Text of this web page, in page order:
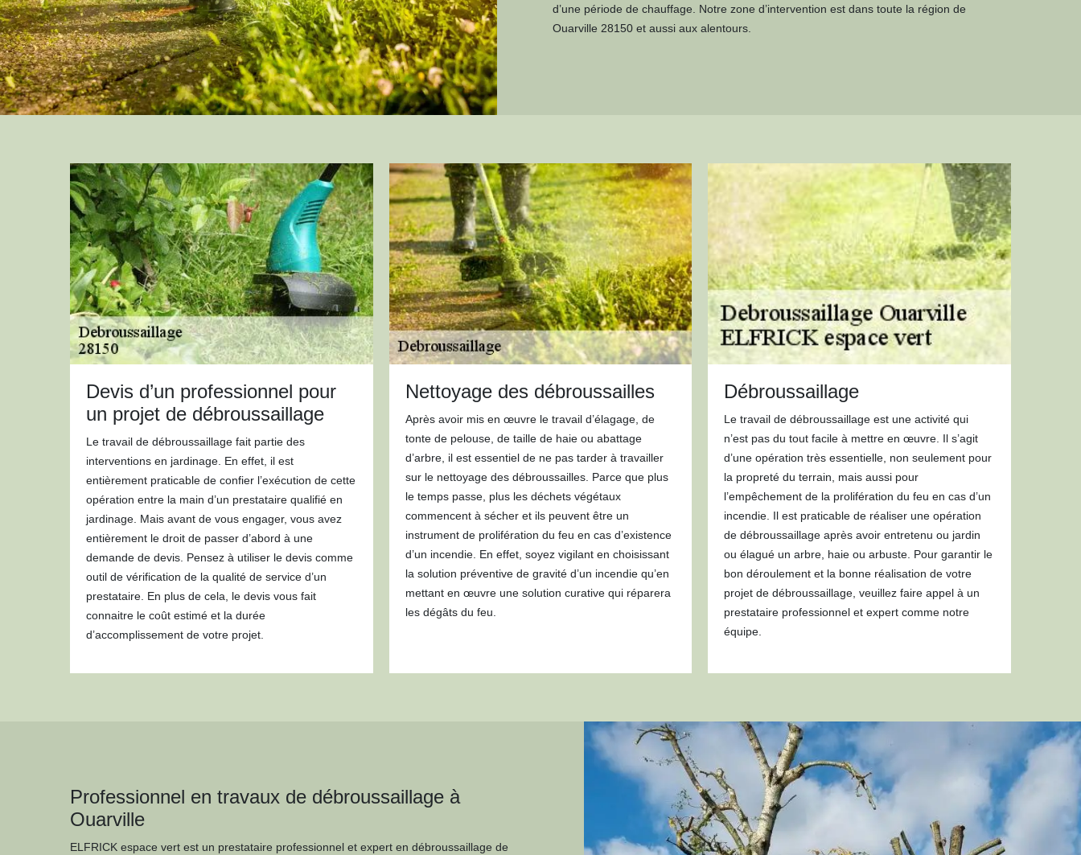
d’une période de chauffage. Notre zone d’intervention est dans toute la région de
Ouarville 28150 et aussi aux alentours.
Devis d’un professionnel pour
un projet de débroussaillage
Le travail de débroussaillage fait partie des
interventions en jardinage. En effet, il est
entièrement praticable de confier l’exécution de cette
opération entre la main d’un prestataire qualifié en
jardinage. Mais avant de vous engager, vous avez
entièrement le droit de passer d’abord à une
demande de devis. Pensez à utiliser le devis comme
outil de vérification de la qualité de service d’un
prestataire. En plus de cela, le devis vous fait
connaitre le coût estimé et la durée
d’accomplissement de votre projet.
Nettoyage des débroussailles
Après avoir mis en œuvre le travail d’élagage, de
tonte de pelouse, de taille de haie ou abattage
d’arbre, il est essentiel de ne pas tarder à travailler
sur le nettoyage des débroussailles. Parce que plus
le temps passe, plus les déchets végétaux
commencent à sécher et ils peuvent être un
instrument de prolifération du feu en cas d’existence
d’un incendie. En effet, soyez vigilant en choisissant
la solution préventive de gravité d’un incendie qu’en
mettant en œuvre une solution curative qui réparera
les dégâts du feu.
Débroussaillage
Le travail de débroussaillage est une activité qui
n’est pas du tout facile à mettre en œuvre. Il s’agit
d’une opération très essentielle, non seulement pour
la propreté du terrain, mais aussi pour
l’empêchement de la prolifération du feu en cas d’un
incendie. Il est praticable de réaliser une opération
de débroussaillage après avoir entretenu ou jardin
ou élagué un arbre, haie ou arbuste. Pour garantir le
bon déroulement et la bonne réalisation de votre
projet de débroussaillage, veuillez faire appel à un
prestataire professionnel et expert comme notre
équipe.
Professionnel en travaux de débroussaillage à
Ouarville
ELFRICK espace vert est un prestataire professionnel et expert en débroussaillage de